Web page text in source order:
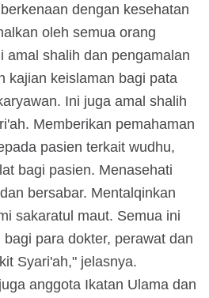
dengan kesehatan
oleh semua orang
amal shalih dan pengamalan
kajian keislaman bagi pata
Ini juga amal shalih
Memberikan pemahaman
pasien terkait wudhu,
bagi pasien. Menasehati
bersabar. Mentalqinkan
sakaratul maut. Semua ini
para dokter, perawat dan
Syari'ah," jelasnya.
anggota Ikatan Ulama dan